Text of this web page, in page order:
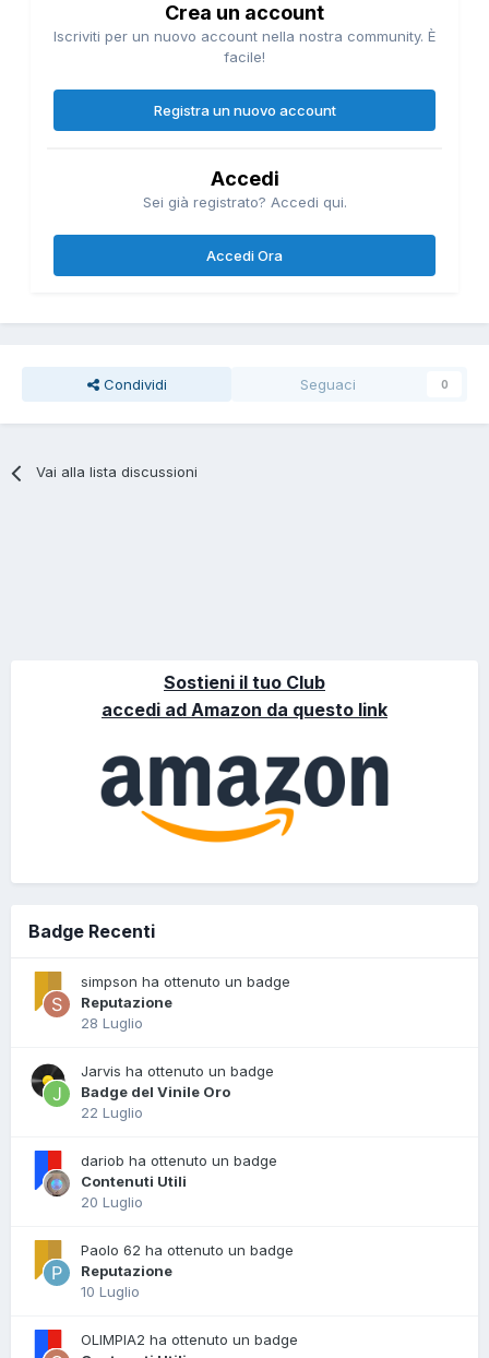
Crea un account
Iscriviti per un nuovo account nella nostra community. È
facile!
Registra un nuovo account
Accedi
Sei già registrato? Accedi qui.
Accedi Ora
Condividi Seguaci 0
Vai alla lista discussioni
Sostieni il tuo Club
accedi ad Amazon da questo link
Badge Recenti
simpson ha ottenuto un badge
Reputazione
28 Luglio
Jarvis ha ottenuto un badge
Badge del Vinile Oro
22 Luglio
dariob ha ottenuto un badge
Contenuti Utili
20 Luglio
Paolo 62 ha ottenuto un badge
Reputazione
10 Luglio
OLIMPIA2 ha ottenuto un badge